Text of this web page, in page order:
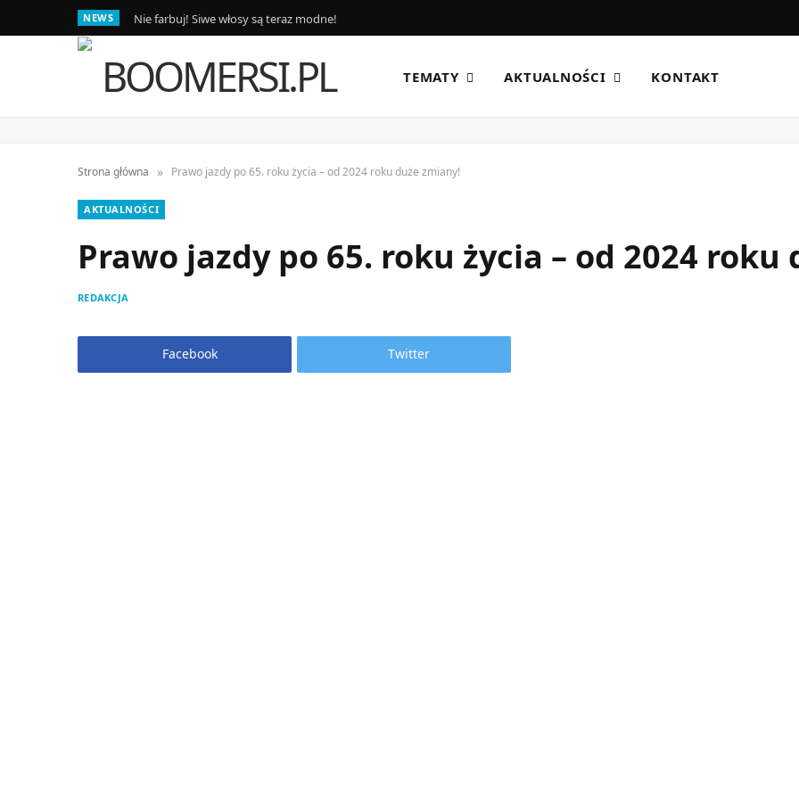
NEWS Nie farbuj! Siwe włosy są teraz modne!
TEMATY AKTUALNOŚCI KONTAKT
Strona główna » Prawo jazdy po 65. roku życia – od 2024 roku duże zmiany!
AKTUALNOŚCI
Prawo jazdy po 65. roku życia – od 2024 roku
REDAKCJA
Facebook Twitter